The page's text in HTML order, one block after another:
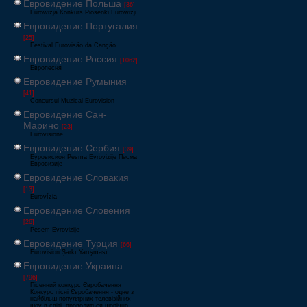
Евровидение Польша [36]
Eurowizja Konkurs Piosenki Eurowizji
Евровидение Португалия
[25]
Festival Eurovisão da Canção
Евровидение Россия [1062]
Европесня
Евровидение Румыния
[41]
Concursul Muzical Eurovision
Евровидение Сан-
Марино [23]
Eurovisione
Евровидение Сербия [39]
Еуровисион Pesma Evrovizije Песма
Евровизије
Евровидение Словакия
[13]
Eurovízia
Евровидение Словения
[26]
Pesem Evrovizije
Евровидение Турция [66]
Eurovision Şarkı Yarışması
Евровидение Украина
[796]
Пісенний конкурс Євробачення
Конкурс пісні Євробачення - одне з
найбільш популярних телевізійних
шоу в світі, проводиться щорічно,